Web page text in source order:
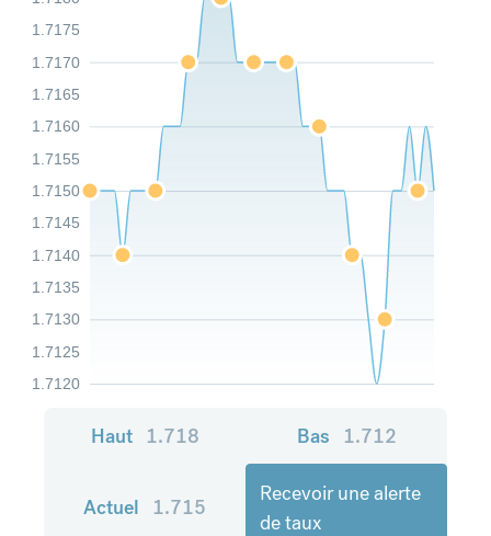
1.7120
1.7125
1.7130
1.7135
1.7140
1.7145
1.7150
1.7155
1.7160
1.7165
1.7170
1.7175
Haut 1.718 Bas 1.712
Actuel 1.715
Recevoir une alerte
de taux